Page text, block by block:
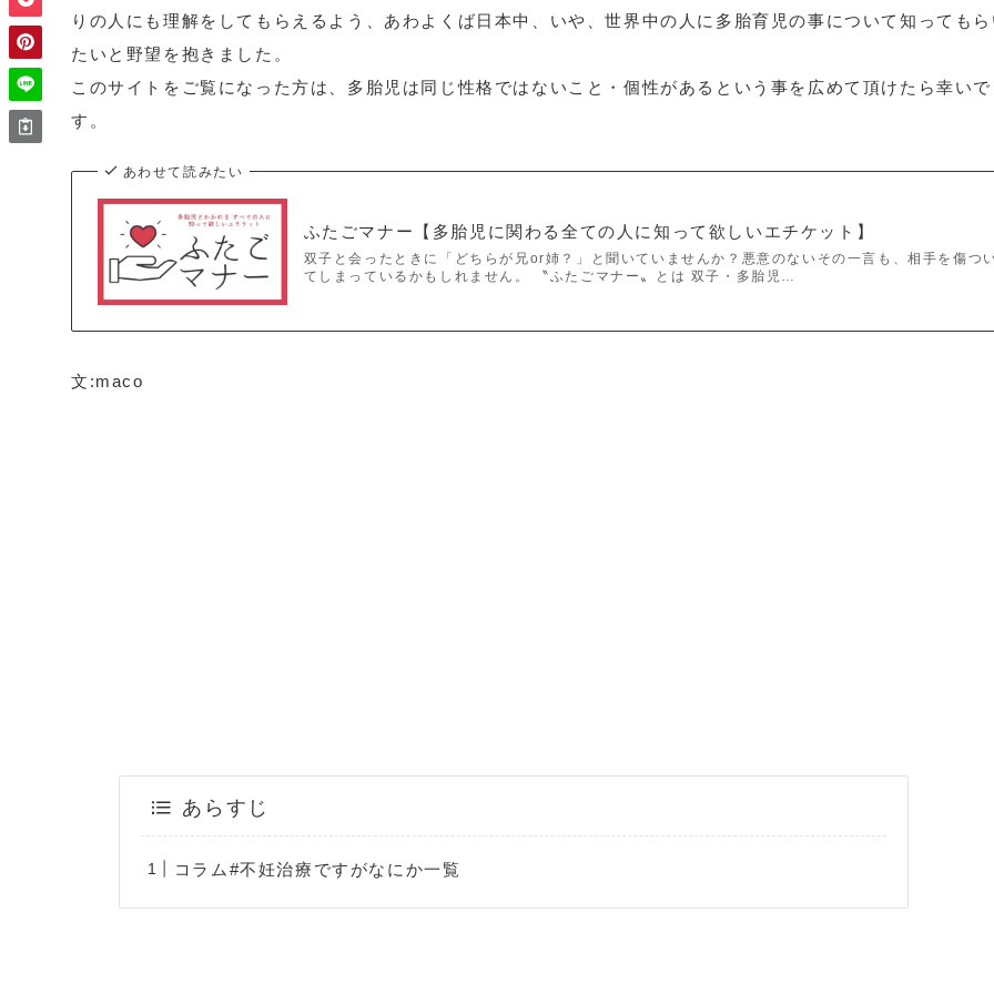
りの人にも理解をしてもらえるよう、あわよくば日本中、いや、世界中の人に多胎育児の事について知っても
たいと野望を抱きました。
このサイトをご覧になった方は、多胎児は同じ性格ではないこと・個性があるという事を広めて頂けたら幸いで
す。
あわせて読みたい
ふたごマナー【多胎児に関わる全ての人に知って欲しいエチケット】
双子と会ったときに「どちらが兄or姉？」と聞いていませんか？悪意のないその一言も、相手を傷つ
てしまっているかもしれません。 〝ふたごマナー〟とは 双子・多胎児…
文:maco
あらすじ
コラム#不妊治療ですがなにか一覧